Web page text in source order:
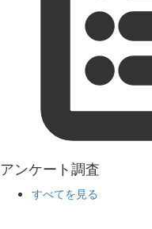
アンケート調査
すべてを見る